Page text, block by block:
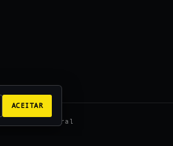
Usina Cultural
ACEITAR